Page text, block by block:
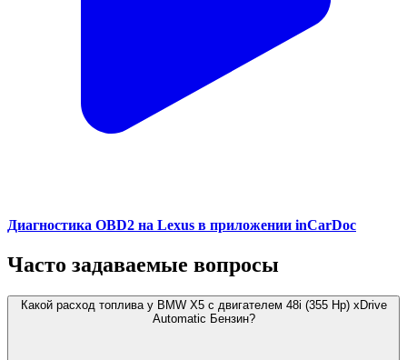
Диагностика OBD2 на Lexus в приложении inCarDoc
Часто задаваемые вопросы
Какой расход топлива у BMW X5 с двигателем 48i (355 Hp) xDrive
Automatic Бензин?